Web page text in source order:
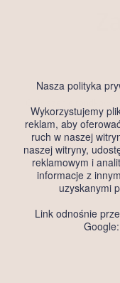
Nasza polityka
Wykorzystujemy
reklam, aby
ruch w naszej
naszej witryny,
reklamowym i
informacje z
uzyskanymi
Link odnośnie
Google:
Darmowy Portal
technik,
Darmowe